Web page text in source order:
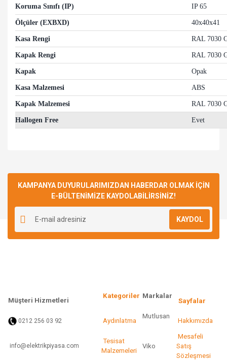
Koruma Sınıfı (IP) IP 65
Ölçüler (EXBXD) 40x40x41
Kasa Rengi RAL 7030
Kapak Rengi RAL 7030
Kapak Opak
Kasa Malzemesi ABS
Kapak Malzemesi RAL 7030
Hallogen Free Evet
Yorum Yaz
kullanarak tarafımıza iletebilirsiniz.
Görüş ve önerileriniz için teşekkür ederiz.
Ürün resmi kalitesiz, bozuk veya görüntülenemiyor.
Ürün açıklamasında eksik bilgiler bulunuyor.
Ürün bilgilerinde hatalar bulunuyor.
KAMPANYA DUYURULARIMIZDAN HABERDAR OLMAK İÇİN
E-BÜLTENİMİZE KAYDOLABİLİRSİNİZ!
KAYDOL
Müşteri Hizmetleri
Kategoriler Markalar
Sayfalar
0212 256 03 92 Aydınlatma
Mutlusan
Hakkımızda
info@elektrikpiyasa.com
Tesisat
Malzemeleri
Viko
Mesafeli
Satış
Sözleşmesi